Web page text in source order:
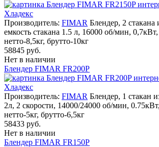
Производитель: FIMAR Блендер, 2 стакана
емкость стакана 1.5 л, 16000 об/мин,
нетто-8,5кг, брутто-10кг
58845 руб.
Нет в наличии
Блендер FIMAR FR200P
Производитель: FIMAR Блендер, 1 стакан
2л, 2 скорости, 14000/24000 об/мин,
нетто-5кг, брутто-6,5кг
58433 руб.
Нет в наличии
Блендер FIMAR FR150P